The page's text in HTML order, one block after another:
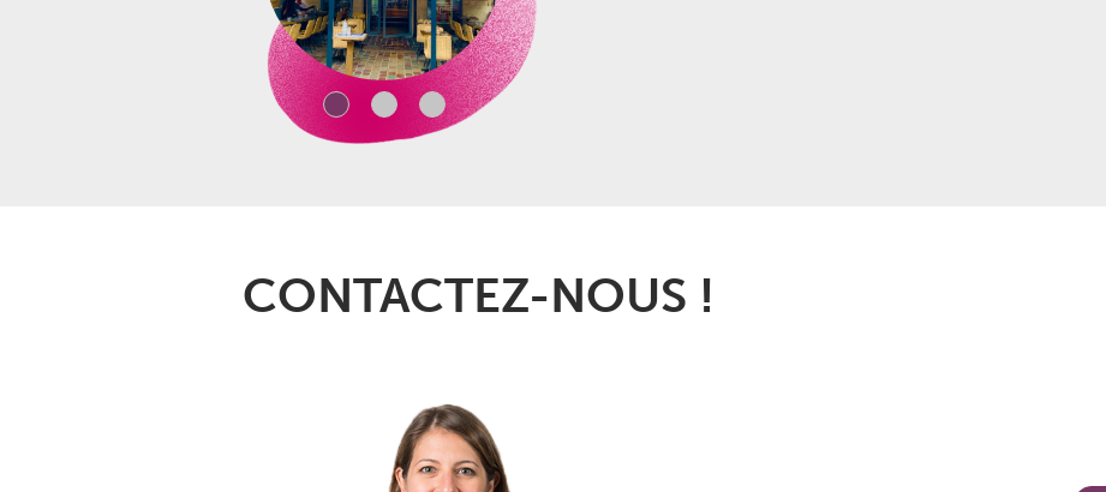
NOS VALEURS
CONTACTEZ-NOUS !